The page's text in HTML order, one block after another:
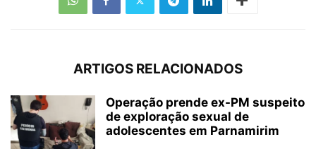
ARTIGOS RELACIONADOS
Operação prende ex-PM suspeito
de exploração sexual de
adolescentes em Parnamirim